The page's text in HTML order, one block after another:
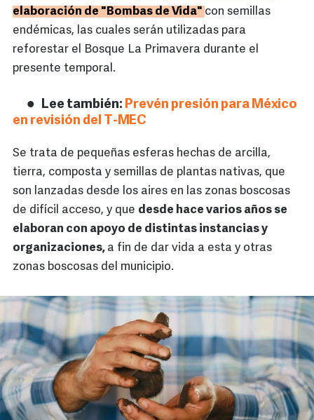
elaboración de "Bombas de Vida" con semillas
endémicas, las cuales serán utilizadas para
reforestar el Bosque La Primavera durante el
presente temporal.
Lee también: Prevén presión para México
en revisión del T-MEC
Se trata de pequeñas esferas hechas de arcilla,
tierra, composta y semillas de plantas nativas, que
son lanzadas desde los aires en las zonas boscosas
de difícil acceso, y que desde hace varios años se
elaboran con apoyo de distintas instancias y
organizaciones, a fin de dar vida a esta y otras
zonas boscosas del municipio.